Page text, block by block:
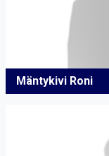
Mäntykivi Roni